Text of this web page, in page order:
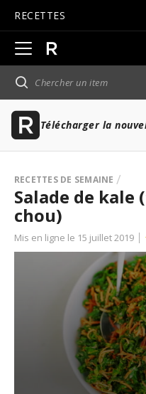
RECETTES
Ouvrir
la
navigation
principale
Télécharger la
RECETTES DE SEMAINE
Salade de kale
chou)
Mis en ligne le 15 juillet 2019